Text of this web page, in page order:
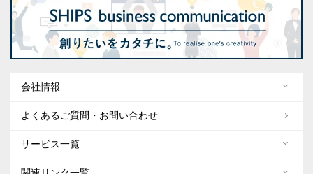
会社情報
よくあるご質問・お問い合わせ
サービス一覧